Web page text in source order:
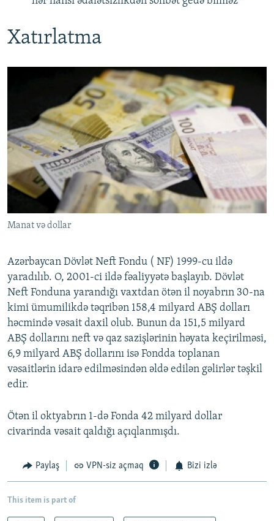
Xatırlatma
Manat və dollar
Azərbaycan Dövlət Neft Fondu ( NF) 1999-cu ildə
yaradılıb. O, 2001-ci ildə fəaliyyətə başlayıb. Dövlət
Neft Fonduna yarandığı vaxtdan ötən il noyabrın 30-na
kimi ümumilikdə təqribən 158,4 milyard ABŞ dolları
həcmində vəsait daxil olub. Bunun da 151,5 milyard
ABŞ dollarını neft və qaz sazişlərinin həyata keçirilməsi,
6,9 milyard ABŞ dollarını isə Fondda toplanan
vəsaitlərin idarə edilməsindən əldə edilən gəlirlər təşkil
edir.
Ötən il oktyabrın 1-də Fonda 42 milyard dollar
civarinda vəsait qaldığı açıqlanmışdı.
Paylaş VPN-siz açmaq Bizi izlə
This item is part of